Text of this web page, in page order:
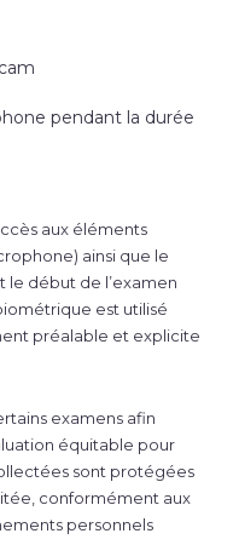
pendant la durée
aux éléments
ainsi que le
le début de l’examen
est utilisé
préalable et explicite
examens afin
équitable pour
sont protégées
conformément aux
personnels